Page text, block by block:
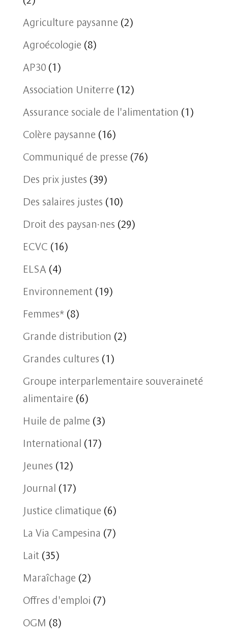
Agriculture paysanne (2)
Agroécologie (8)
AP30(1)
Association Uniterre (12)
Assurance sociale de l'alimentation (1)
Colère paysanne (16)
Communiqué de presse (76)
Des prix justes (39)
Des salaires justes (10)
Droit des paysan·nes (29)
ECVC (16)
ELSA (4)
Environnement (19)
Femmes*(8)
Grande distribution (2)
Grandes cultures (1)
Groupe interparlementaire souveraineté
alimentaire (6)
Huile de palme (3)
International (17)
Jeunes (12)
Journal (17)
Justice climatique (6)
La Via Campesina (7)
Lait (35)
Maraîchage (2)
Offres d'emploi (7)
OGM (8)